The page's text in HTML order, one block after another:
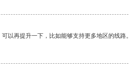
以再提升一下，比如能够支持更多地区的线路。